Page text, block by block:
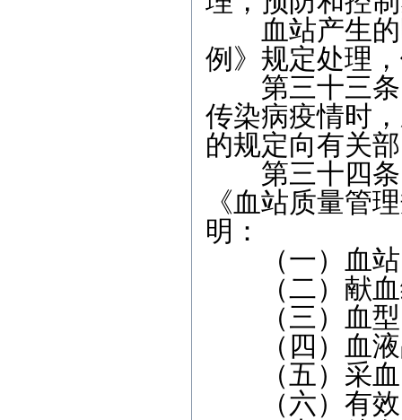
血站产生的
例》规定处理
第三十三条
传染病疫情时
的规定向有关
第三十四条
《血站质量管
明：
（一）血站
（二）献血
（三）血型
（四）血液
（五）采血
（六）有效